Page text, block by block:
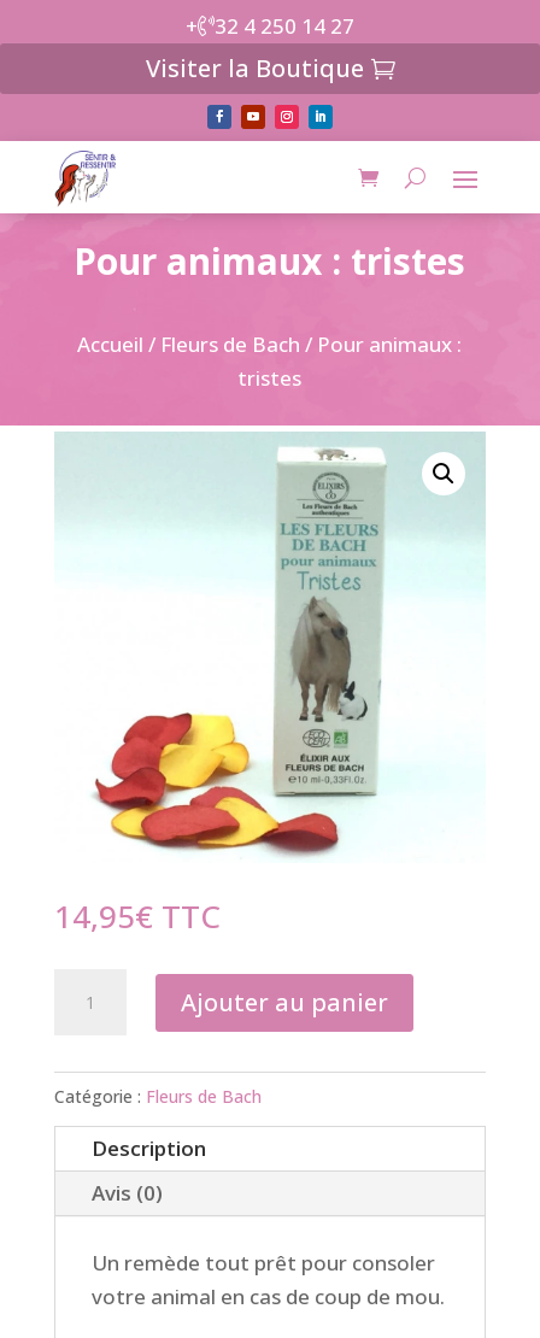
+ 32 4 250 14 27
Visiter la Boutique
Pour animaux : tristes
Accueil / Fleurs de Bach / Pour animaux :
tristes
14,95€ TTC
animaux
:
tristes
Ajouter au panier
Catégorie : Fleurs de Bach
Description
Avis (0)
Un remède tout prêt pour consoler
votre animal en cas de coup de mou.